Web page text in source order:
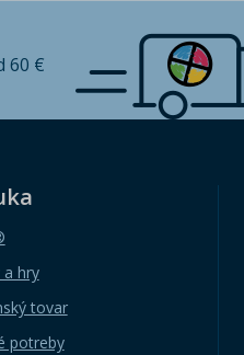
60 €
a hry
tovar
potreby